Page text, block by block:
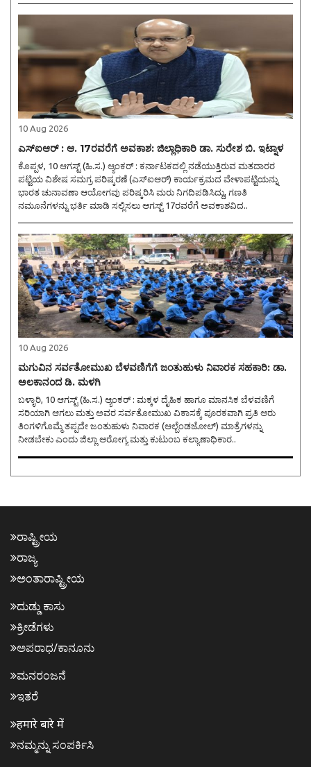
10 Aug 2026
ಎಸ್ಐಆರ್ : ಆ. 17ರವರೆಗೆ ಅವಕಾಶ: ಜಿಲ್ಲಾಧಿಕಾರಿ ಡಾ. ಸುರೇಶ ಬಿ. ಇಟ್ನಾಳ
ಕೊಪ್ಪಳ, 10 ಆಗಸ್ಟ್ (ಹಿ.ಸ.) ಆ್ಯಂಕರ್ : ಕರ್ನಾಟಕದಲ್ಲಿ ನಡೆಯುತ್ತಿರುವ ಮತದಾರರ
ಪಟ್ಟಿಯ ವಿಶೇಷ ಸಮಗ್ರ ಪರಿಷ್ಕರಣೆ (ಎಸ್ಐಆರ್) ಕಾರ್ಯಕ್ರಮದ ವೇಳಾಪಟ್ಟಿಯನ್ನು
ಭಾರತ ಚುನಾವಣಾ ಆಯೋಗವು ಪರಿಷ್ಕರಿಸಿ ಮರು ನಿಗದಿಪಡಿಸಿದ್ದು, ಗಣತಿ
ನಮೂನೆಗಳನ್ನು ಭರ್ತಿ ಮಾಡಿ ಸಲ್ಲಿಸಲು ಆಗಸ್ಟ್ 17ರವರೆಗೆ ಅವಕಾಶವಿದ..
10 Aug 2026
ಮಗುವಿನ ಸರ್ವತೋಮುಖ ಬೆಳವಣಿಗೆಗೆ ಜಂತುಹುಳು ನಿವಾರಕ ಸಹಕಾರಿ: ಡಾ.
ಅಲಕಾನಂದ ಡಿ. ಮಳಗಿ
ಬಳ್ಳಾರಿ, 10 ಆಗಸ್ಟ್ (ಹಿ.ಸ.) ಆ್ಯಂಕರ್ : ಮಕ್ಕಳ ದೈಹಿಕ ಹಾಗೂ ಮಾನಸಿಕ ಬೆಳವಣಿಗೆ
ಸರಿಯಾಗಿ ಆಗಲು ಮತ್ತು ಅವರ ಸರ್ವತೋಮುಖ ವಿಕಾಸಕ್ಕೆ ಪೂರಕವಾಗಿ ಪ್ರತಿ ಆರು
ತಿಂಗಳಿಗೊಮ್ಮೆ ತಪ್ಪದೇ ಜಂತುಹುಳು ನಿವಾರಕ (ಆಲ್ಬೆಂಡಜೋಲ್) ಮಾತ್ರೆಗಳನ್ನು
ನೀಡಬೇಕು ಎಂದು ಜಿಲ್ಲಾ ಆರೋಗ್ಯ ಮತ್ತು ಕುಟುಂಬ ಕಲ್ಯಾಣಾಧಿಕಾರ..
ರಾಷ್ಟ್ರೀಯ
ರಾಜ್ಯ
ಅಂತಾರಾಷ್ಟ್ರೀಯ
ದುಡ್ಡು ಕಾಸು
ಕ್ರೀಡೆಗಳು
ಅಪರಾಧ/ಕಾನೂನು
ಮನರಂಜನೆ
ಇತರೆ
हमारे बारे में
ನಮ್ಮನ್ನು ಸಂಪರ್ಕಿಸಿ